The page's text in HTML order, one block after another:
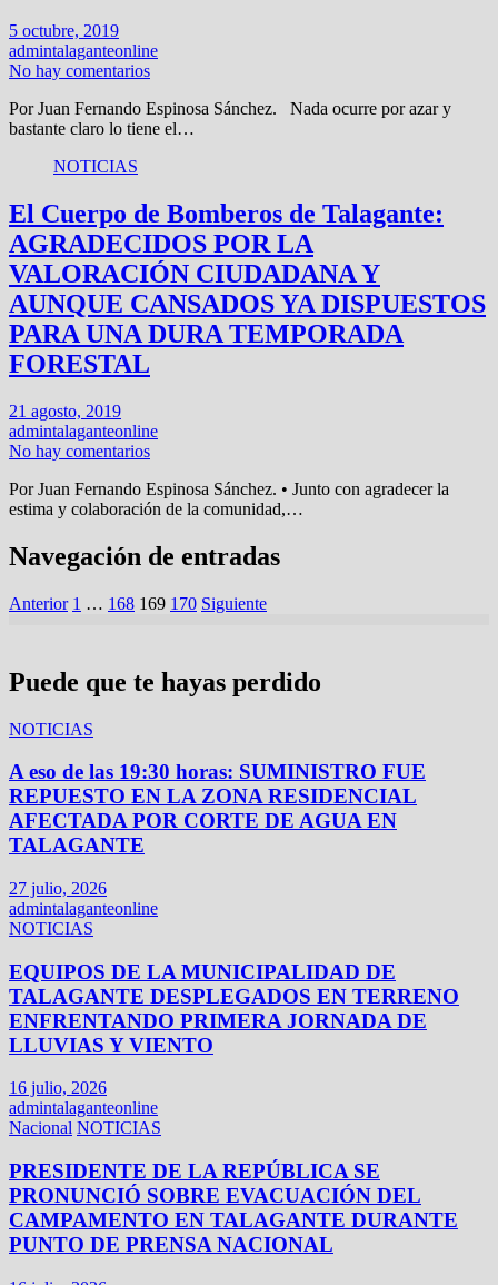
5 octubre, 2019
admintalaganteonline
No hay comentarios
Por Juan Fernando Espinosa Sánchez. Nada ocurre por azar y
bastante claro lo tiene el…
NOTICIAS
El Cuerpo de Bomberos de Talagante:
AGRADECIDOS POR LA
VALORACIÓN CIUDADANA Y
AUNQUE CANSADOS YA DISPUESTOS
PARA UNA DURA TEMPORADA
FORESTAL
21 agosto, 2019
admintalaganteonline
No hay comentarios
Por Juan Fernando Espinosa Sánchez. • Junto con agradecer la
estima y colaboración de la comunidad,…
Navegación de entradas
Anterior 1 … 168 169 170 Siguiente
Puede que te hayas perdido
NOTICIAS
A eso de las 19:30 horas: SUMINISTRO FUE
REPUESTO EN LA ZONA RESIDENCIAL
AFECTADA POR CORTE DE AGUA EN
TALAGANTE
27 julio, 2026
admintalaganteonline
NOTICIAS
EQUIPOS DE LA MUNICIPALIDAD DE
TALAGANTE DESPLEGADOS EN TERRENO
ENFRENTANDO PRIMERA JORNADA DE
LLUVIAS Y VIENTO
16 julio, 2026
admintalaganteonline
Nacional NOTICIAS
PRESIDENTE DE LA REPÚBLICA SE
PRONUNCIÓ SOBRE EVACUACIÓN DEL
CAMPAMENTO EN TALAGANTE DURANTE
PUNTO DE PRENSA NACIONAL